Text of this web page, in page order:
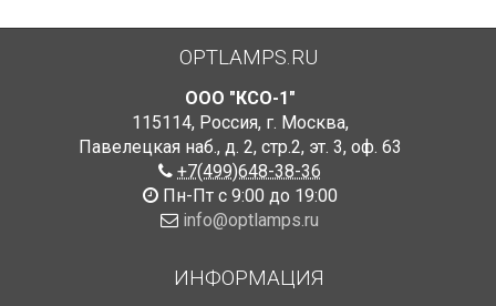
OPTLAMPS.RU
ООО "КСО-1"
115114, Россия, г. Москва,
Павелецкая наб., д. 2, стр.2, эт. 3, оф. 63
+7(499)648-38-36
Пн-Пт с 9:00 до 19:00
info@optlamps.ru
ИНФОРМАЦИЯ